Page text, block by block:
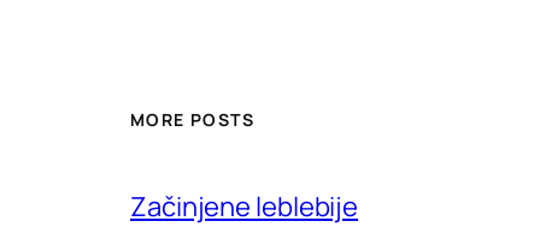
MORE POSTS
Začinjene leblebije